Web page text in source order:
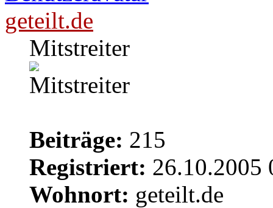
geteilt.de
Mitstreiter
Beiträge: 215
Registriert: 26.10.2005
Wohnort: geteilt.de